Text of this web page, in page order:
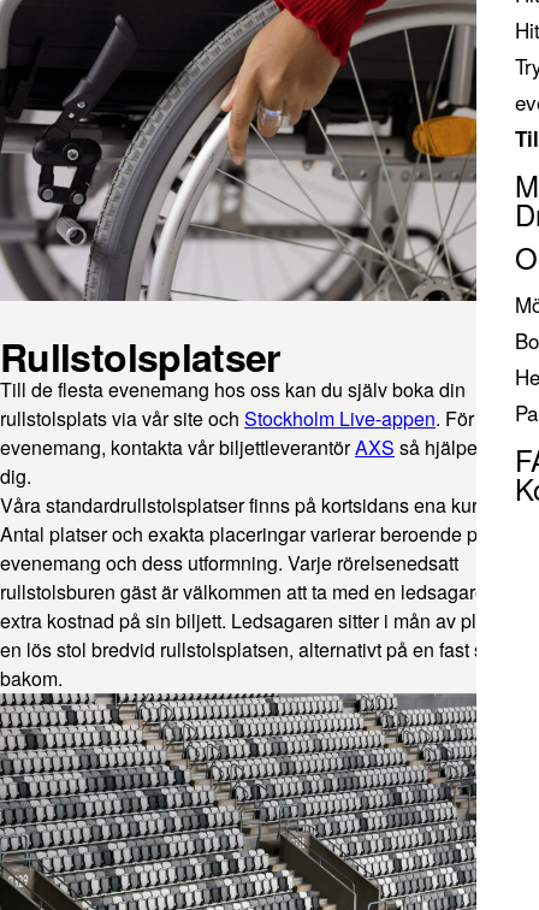
Rullstolsplatser
Till de flesta evenemang hos oss kan du själv boka din
rullstolsplats via vår site och Stockholm Live-appen. För övriga
evenemang, kontakta vår biljettleverantörAXS så hjälper de
dig.
Våra standardrullstolsplatser finns på kortsidans ena kurva.
Antal platser och exakta placeringar varierar beroende på
evenemang och dess utformning. Varje rörelsenedsatt
rullstolsburen gäst är välkommen att ta med en ledsagare utan
extra kostnad på sin biljett. Ledsagaren sitter i mån av plats på
en lös stol bredvid rullstolsplatsen, alternativt på en fast stol
bakom.